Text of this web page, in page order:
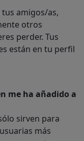
amigos/as,
otros
perder. Tus
están en tu perfil
me ha añadido a
sirven para
más